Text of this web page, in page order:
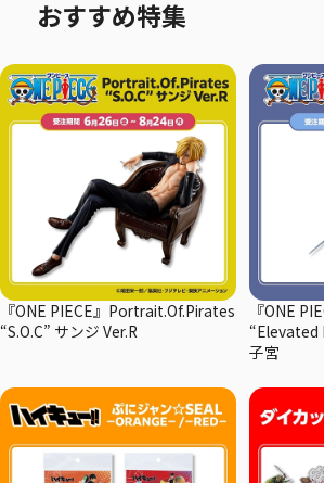
おすすめ特集
『ONE PIECE』Portrait.Of.Pirates
“S.O.C” サンジ Ver.R
『ONE
“Elevated
子宮